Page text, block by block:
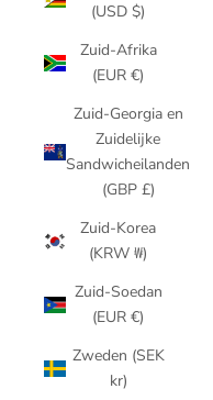
(USD $)
Zuid-Afrika
(EUR €)
Zuid-Georgia en
Zuidelijke
Sandwicheilanden
(GBP £)
Zuid-Korea
(KRW ₩)
Zuid-Soedan
(EUR €)
Zweden (SEK
kr)